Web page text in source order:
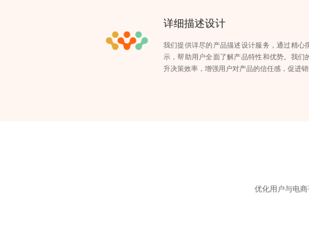
详细描述设计
我们提供详尽的产品描述设计服务，通过精心
示，帮助用户全面了解产品特性和优势。我们
升决策效率，增强用户对产品的信任感，促进
优化用户与电